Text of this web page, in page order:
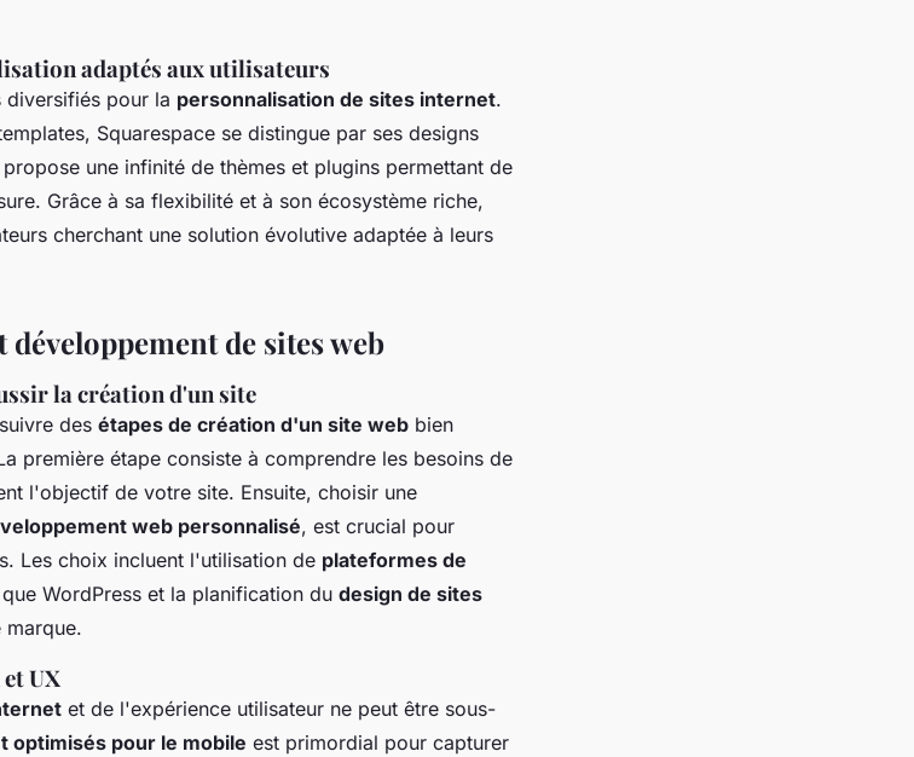
adaptés aux utilisateurs
diversifiés pour la personnalisation de sites internet.
Squarespace se distingue par ses designs
une infinité de thèmes et plugins permettant de
Grâce à sa flexibilité et à son écosystème riche,
cherchant une solution évolutive adaptée à leurs
de sites web
la création d'un site
des étapes de création d'un site web bien
première étape consiste à comprendre les besoins de
l'objectif de votre site. Ensuite, choisir une
web personnalisé, est crucial pour
Les choix incluent l'utilisation de plateformes de
WordPress et la planification du design de sites
UX
et de l'expérience utilisateur ne peut être sous-
optimisés pour le mobile est primordial pour capturer